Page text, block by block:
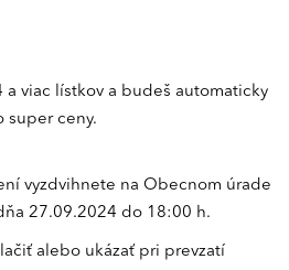
a viac lístkov a budeš automaticky
super ceny.
vyzdvihnete na Obecnom úrade
27.09.2024 do 18:00 h.
alebo ukázať pri prevzatí